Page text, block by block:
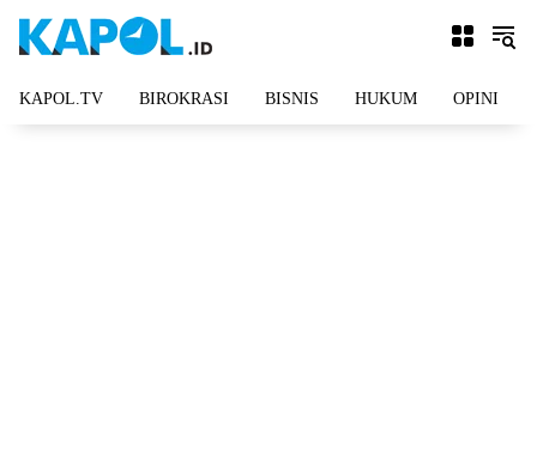
KAPOL.TV BIROKRASI BISNIS HUKUM OPINI